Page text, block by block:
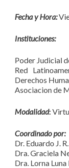
Fecha y Hora:
Instituciones:
Poder Judicial
Red
Derechos
Asociacion de
Modalidad:
Coordinado por:
Dr. Eduardo J.
Dra. Graciela
Dra. Lorna